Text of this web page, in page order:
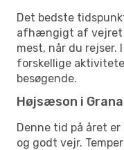
Det bedste
afhængigt af vejret
mest, når du
forskellige
besøgende.
Højsæson i
Denne tid på året
og godt vejr.